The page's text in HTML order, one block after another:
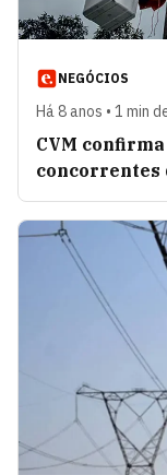
NEGÓCIOS
Há 8 anos • 1 min
CVM
concorrentes